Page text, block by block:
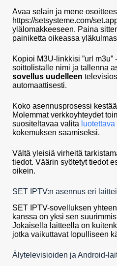
Avaa selain ja mene
https://setsysteme.com/
ylälomakkeeseen. Paina
painiketta oikeassa
Kopioi M3U-linkkisi ”url m3u”
soittolistalle nimi ja tallenna
sovellus uudelleen
automaattisesti.
Koko asennusprosessi
Molemmat verkkoyhteydet
suositeltavaa valita
kokemuksen saamiseksi.
Vältä yleisiä virheitä
tiedot. Väärin syötetyt tiedot
oikein.
SET IPTV:n asennus eri
SET IPTV-sovelluksen
kanssa on yksi sen
Jokaisella laitteella on
jotka vaikuttavat lopulliseen
Älytelevisioiden ja Android-